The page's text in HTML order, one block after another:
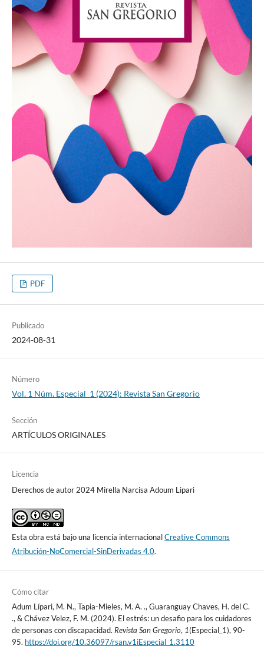
PDF
Publicado
2024-08-31
Número
Vol. 1 Núm. Especial_1 (2024): Revista San Gregorio
Sección
ARTÍCULOS ORIGINALES
Licencia
Derechos de autor 2024 Mirella Narcisa Adoum Lipari
Esta obra está bajo una licencia internacionalCreative Commons
Atribución-NoComercial-SinDerivadas 4.0.
Cómo citar
Adum Lípari, M. N., Tapia-Mieles, M. A. ., Guaranguay Chaves, H. del C.
., & Chávez Velez, F. M. (2024). El estrés: un desafio para los cuidadores
de personas con discapacidad. Revista San Gregorio, 1(Especial_1), 90-
95. https://doi.org/10.36097/rsan.v1iEspecial_1.3110